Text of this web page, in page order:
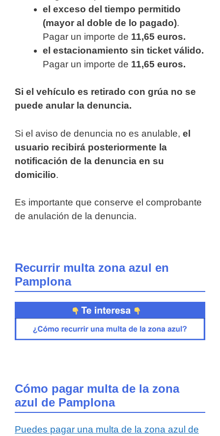
el exceso del tiempo permitido
(mayor al doble de lo pagado).
Pagar un importe de 11,65 euros.
el estacionamiento sin ticket válido.
Pagar un importe de 11,65 euros.
Si el vehículo es retirado con grúa no se
puede anular la denuncia.
Si el aviso de denuncia no es anulable, el
usuario recibirá posteriormente la
notificación de la denuncia en su
domicilio.
Es importante que conserve el comprobante
de anulación de la denuncia.
Recurrir multa zona azul en
Pamplona
Cómo pagar multa de la zona
azul de Pamplona
Puedes pagar una multa de la zona azul de